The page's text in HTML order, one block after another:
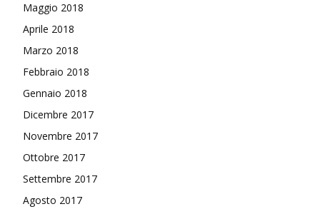
Maggio 2018
Aprile 2018
Marzo 2018
Febbraio 2018
Gennaio 2018
Dicembre 2017
Novembre 2017
Ottobre 2017
Settembre 2017
Agosto 2017